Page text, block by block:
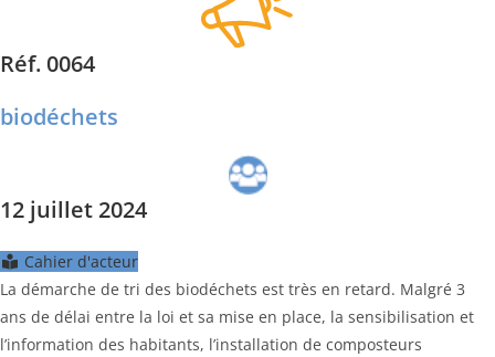
Réf. 0064
biodéchets
12 juillet 2024
Cahier d'acteur
La démarche de tri des biodéchets est très en retard. Malgré 3
ans de délai entre la loi et sa mise en place, la sensibilisation et
l’information des habitants, l’installation de composteurs